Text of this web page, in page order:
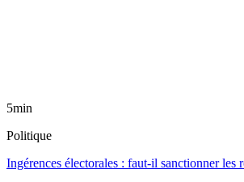
5min
Politique
Ingérences électorales : faut-il sanctionner les